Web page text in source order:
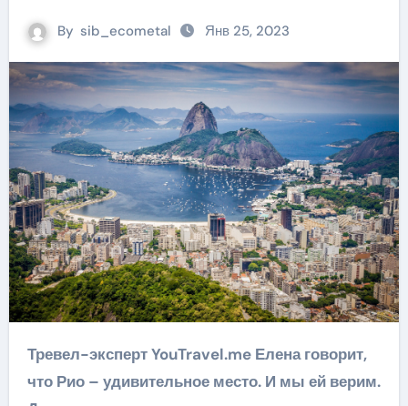
By sib_ecometal Янв 25, 2023
Тревел-эксперт YouTravel.me Елена говорит,
что Рио – удивительное место. И мы ей верим.